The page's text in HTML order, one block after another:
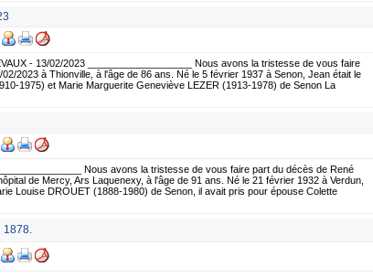
- 13/02/2023 ___________________ Nous avons la tristesse de vous faire
2023 à Thionville, à l'âge de 86 ans. Né le 5 février 1937 à Senon, Jean était le
1975) et Marie Marguerite Geneviève LEZER (1913-1978) de Senon La
Nous avons la tristesse de vous faire part du décès de René
de Mercy, Ars Laquenexy, à l'âge de 91 ans. Né le 21 février 1932 à Verdun,
Louise DROUET (1888-1980) de Senon, il avait pris pour épouse Colette
1878.